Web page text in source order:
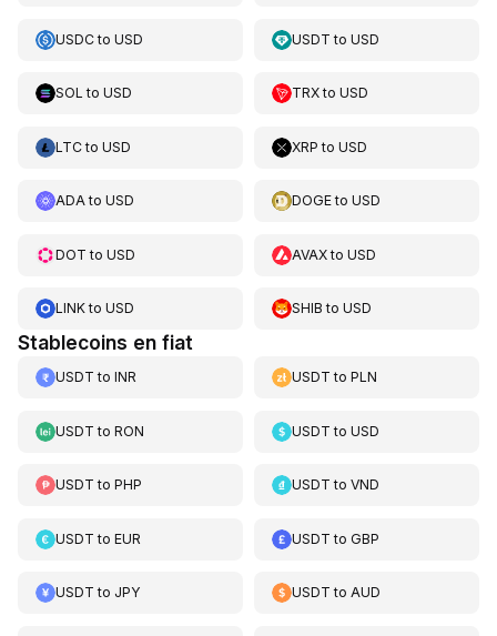
USDCto USD USDT toUSD
SOL to USD TRXtoUSD
LTCto USD XRP toUSD
ADAto USD DOGEtoUSD
DOT to USD AVAXtoUSD
LINKto USD SHIB toUSD
Stablecoins en fiat
USDT to INR USDT toPLN
USDT to RON USDT toUSD
USDT to PHP USDT toVND
USDT to EUR USDT toGBP
USDT to JPY USDT toAUD